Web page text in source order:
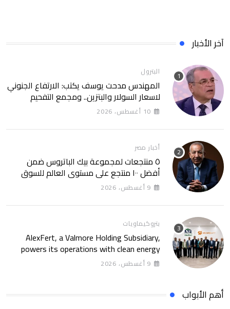
آخر الأخبار
البترول
المهندس مدحت يوسف يكتب: الارتفاع الجنوني
لاسعار السولار والبتزين.. ومجمع التفحيم
للمازوت بشركة السويس
10 أغسطس، 2026
أخبار مصر
٥ منتجعات لمجموعة بيك الباتروس ضمن
أفضل ١٠٠ منتجع على مستوى العالم للسوق
الروسى
9 أغسطس، 2026
بتروكيماويات
AlexFert, a Valmore Holding Subsidiary,
powers its operations with clean energy
through a 30-year partnership with
SolarizEgypt
9 أغسطس، 2026
أهم الأبواب